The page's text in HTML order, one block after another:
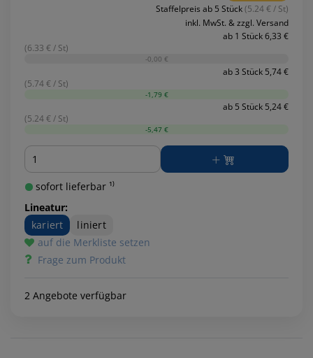
Staffelpreis ab 5 Stück(5.24 € / St)
inkl. MwSt. & zzgl. Versand
ab 1 Stück 6,33 €
(6.33 € / St)
-0,00 €
ab 3 Stück 5,74 €
(5.74 € / St)
-1,79 €
ab 5 Stück 5,24 €
(5.24 € / St)
-5,47 €
Menge
sofort lieferbar ¹⁾
Lineatur:
kariert
liniert
auf die Merkliste setzen
Frage zum Produkt
2 Angebote verfügbar